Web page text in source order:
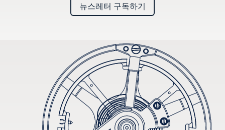
뉴스레터 구독하기